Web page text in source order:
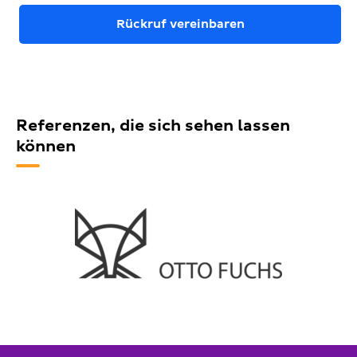
Rückruf vereinbaren
Referenzen, die sich sehen lassen
können